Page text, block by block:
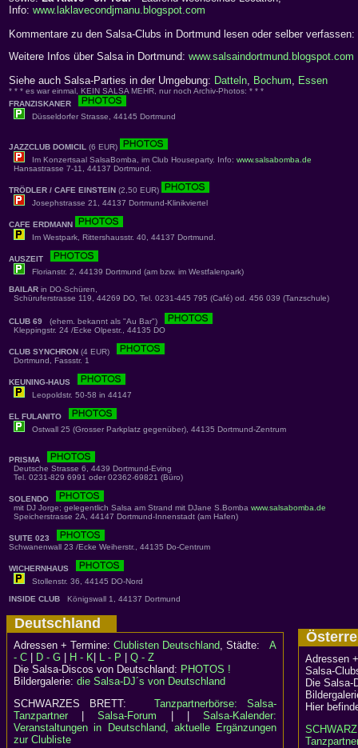
Info: www.laklavecondjmanu.blogspot.com
Kommentare zu den Salsa-Clubs in Dortmund lesen oder selber verfassen:
Weitere Infos über Salsa in Dortmund: www.salsaindortmund.blogspot.com
Siehe auch Salsa-Parties in der Umgebung: Datteln, Bochum, Essen
* * * es war einmal, KEIN SALSA MEHR, nur noch Archiv-Photos: * * *
FRANZISKANER
Düsseldorfer Strasse, 44145 Dortmund
JAZZCLUB DOMICIL (6 EUR)
Im Konzertsaal SalsaBomba, im Club Houseparty. Info: www.salsabomba.de
Hansastrasse 7-11, 44137 Dortmund.
TRÖDLER / CAFE EINSTEIN (2,50 EUR)
Josephstrasse 21, 44137 Dortmund-Klinikviertel
CAFE ERDMANN
Im Westpark, Rittershausstr. 40, 44137 Dortmund.
AUSZEIT
Florianstr. 2, 44139 Dortmund (am bzw. im Westfalenpark)
BAILAR in DO-Schüren,
Schüruferstrasse 119, 44269 DO, Tel. 0231-445 795 (Café) od. 456 039 (Tanzschule)
CLUB 69 (ehem. bekannt als "Au Bar")
Kleppingstr. 24 /Ecke Olpestr., 44135 DO
CLUB SYNCHRON (4 EUR)
Dortmund, Fassstr. 1
KEUNING-HAUS
Leopoldstr. 50-58 in 44147
EL FULANITO
Ostwall 25 (Grosser Parkplatz gegenüber), 44135 Dortmund-Zentrum
PRISMA
Deutsche Strasse 6, 4439 Dortmund-Eving
Tel. 0231-829 6991 oder 02362-69821 (Büro)
SOLENDO
mit DJ Jorge; gelegentlich Salsa am Strand mit DJane S.Bomba www.salsabomba.de
Speicherstrasse 2A, 44147 Dortmund-Innenstadt (am Hafen)
SUITE 023
Schwanenwall 23 /Ecke Weiherstr., 44135 Do-Centrum
WICHERNHAUS
Stollenstr. 36, 44145 DO-Nord
INSIDE CLUB Königswall 1, 44137 Dortmund
Deutschland
Adressen + Termine: Clublisten Deutschland, Städte: A
- C
D - G H - K L - P
Q - Z
Die Salsa-Discos von Deutschland: PHOTOS !
Bildergalerie: die Salsa-DJ´s von Deutschland
SCHWARZES BRETT:Tanzpartnerbörse: Salsa-
Tanzpartner|Salsa-Forum | |Salsa-Kalender:
Veranstaltungen in Deutschland, aktuelle Ergänzungen
zur Clubliste
Adressen
Salsa-
Die
Hier